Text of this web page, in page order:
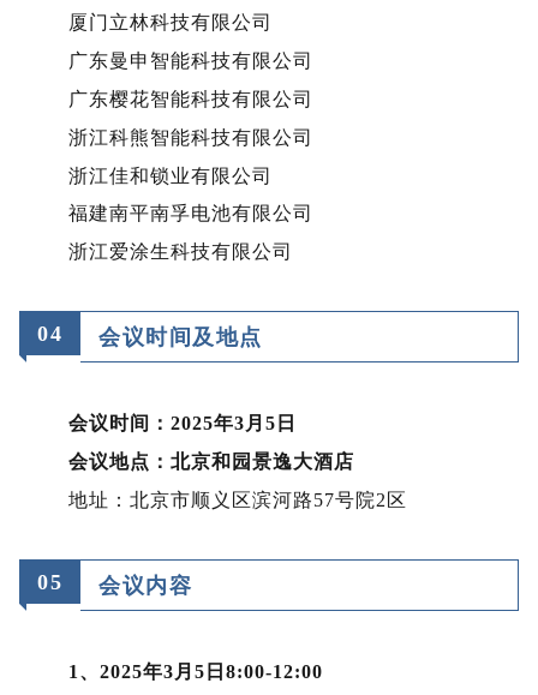
厦门立林科技有限公司
广东曼申智能科技有限公司
广东樱花智能科技有限公司
浙江科熊智能科技有限公司
浙江佳和锁业有限公司
福建南平南孚电池有限公司
浙江爱涂生科技有限公司
04 会议时间及地点
会议时间：2025年3月5日
会议地点：北京和园景逸大酒店
地址：北京市顺义区滨河路57号院2区
05 会议内容
1、2025年3月5日8:00-12:00